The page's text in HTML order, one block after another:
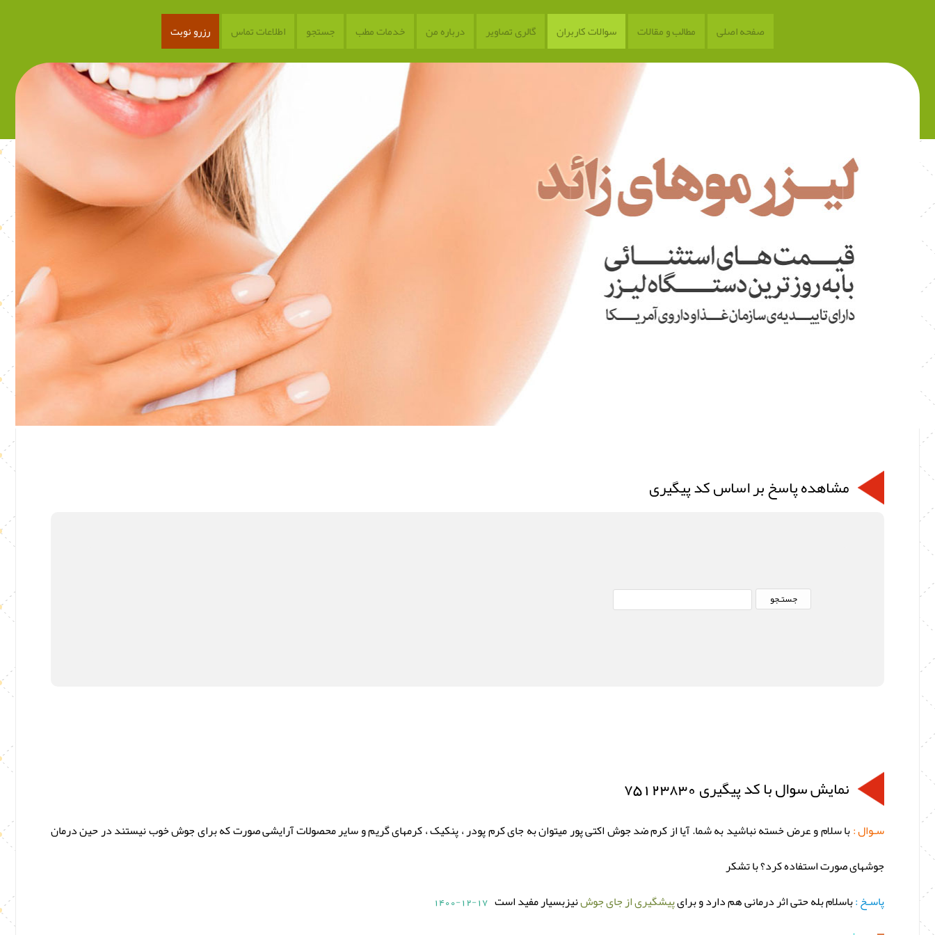
صفحه اصلی مطالب و مقالات سوالات کاربران گالری تصاویر درباره من خدمات مطب جستجو اطلاعات تماس رزرو نوبت
مشاهده پاسخ بر اساس کد پیگیری
نمایش سوال با کد پیگیری 75123830
سـوال :با سلام و عرض خسته نباشید به شما. آیا از کرم ضد جوش اکتی پور میتوان به جای کرم پودر ، پنکیک ، کرمهای گریم و سایر محصولات آرایشی صورت که برای جوش خوب نیستند در حین درمان
جوشهای صورت استفاده کرد؟ با تشکر
پاسـخ :باسلام بله حتی اثر درمانی هم دارد و برایپیشگیری از جای جوشنیزبسیار مفید است 1400-12-17